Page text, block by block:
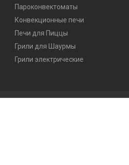
Пароконвектоматы
Конвекционные печи
Печи для Пиццы
Грили для Шаурмы
Грили электрические